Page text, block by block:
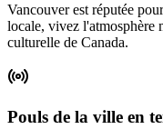
Vancouver est réputée
locale, vivez l'atmosphère
culturelle de Canada.
Pouls de la ville en